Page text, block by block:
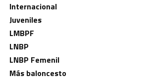
Internacional
Juveniles
LMBPF
LNBP
LNBP Femenil
Más baloncesto